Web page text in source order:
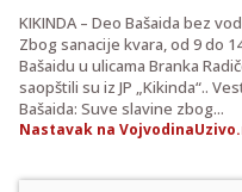
KIKINDA – Deo Bašaida bez
Zbog sanacije kvara, od 9 do
Bašaidu u ulicama Branka
saopštili su iz JP „Kikinda“..
Bašaida: Suve slavine zbog...
Nastavak na